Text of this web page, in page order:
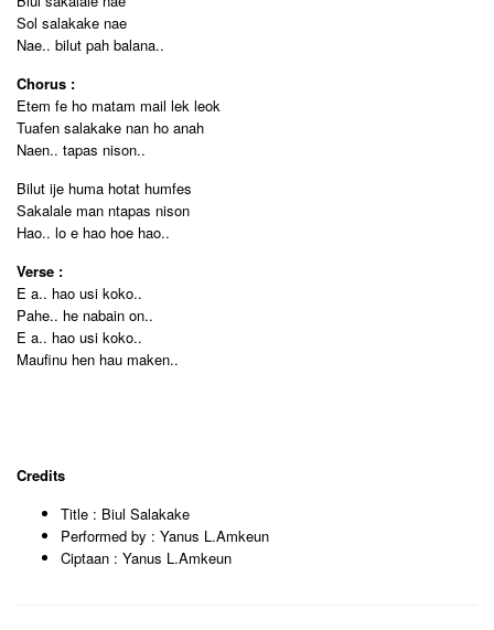
Sol salakake nae
Nae.. bilut pah balana..
Chorus :
Etem fe ho matam mail lek leok
Tuafen salakake nan ho anah
Naen.. tapas nison..
Bilut ije huma hotat humfes
Sakalale man ntapas nison
Hao.. lo e hao hoe hao..
Verse :
E a.. hao usi koko..
Pahe.. he nabain on..
E a.. hao usi koko..
Maufinu hen hau maken..
Credits
Title : Biul Salakake
Performed by : Yanus L.Amkeun
Ciptaan : Yanus L.Amkeun